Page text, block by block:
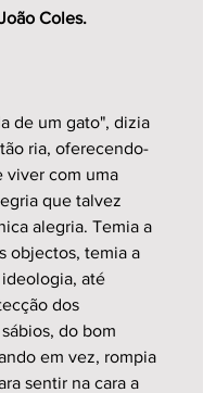
Coles.
de um gato", dizia
ria, oferecendo-
viver com uma
que talvez
alegria. Temia a
objectos, temia a
até
dos
do bom
em vez, rompia
sentir na cara a